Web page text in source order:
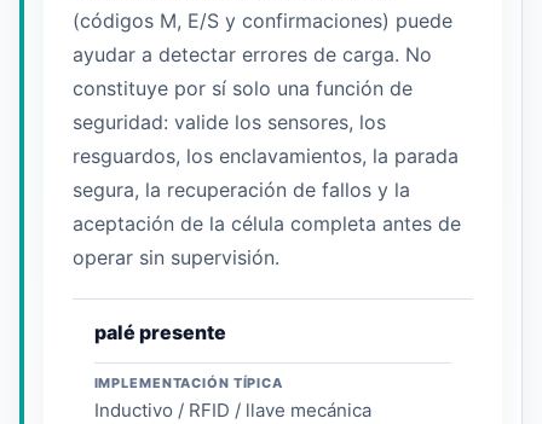
(códigos M, E/S y confirmaciones) puede
ayudar a detectar errores de carga. No
constituye por sí solo una función de
seguridad: valide los sensores, los
resguardos, los enclavamientos, la parada
segura, la recuperación de fallos y la
aceptación de la célula completa antes de
operar sin supervisión.
palé presente
IMPLEMENTACIÓN TÍPICA
Inductivo / RFID / llave mecánica